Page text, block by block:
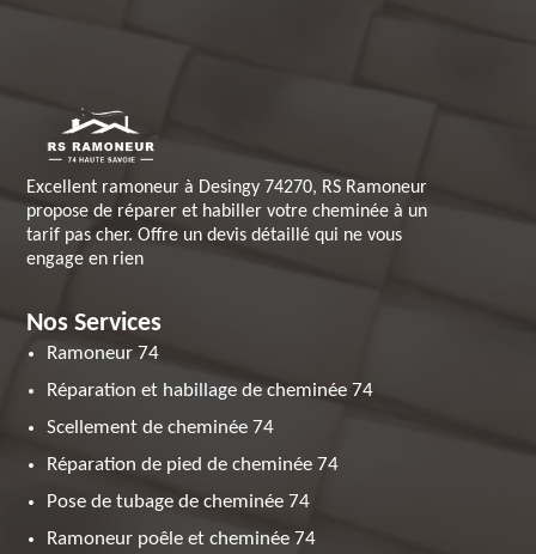
Excellent ramoneur à Desingy 74270, RS Ramoneur
propose de réparer et habiller votre cheminée à un
tarif pas cher. Offre un devis détaillé qui ne vous
engage en rien
Nos Services
Ramoneur 74
Réparation et habillage de cheminée 74
Scellement de cheminée 74
Réparation de pied de cheminée 74
Pose de tubage de cheminée 74
Ramoneur poêle et cheminée 74